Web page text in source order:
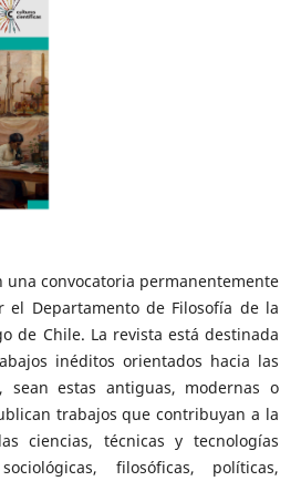
una convocatoria permanentemente
el Departamento de Filosofía de la
de Chile. La revista está destinada
inéditos orientados hacia las
sean estas antiguas, modernas o
trabajos que contribuyan a la
ciencias, técnicas y tecnologías
filosóficas, políticas,